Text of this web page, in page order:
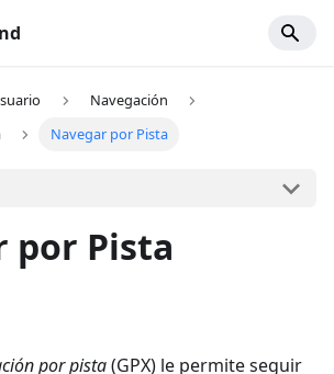
Navegación
Navegar por Pista
por Pista
por pista(GPX) le permite seguir